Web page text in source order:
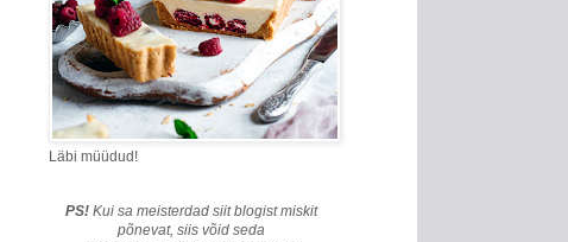
Läbi müüdud!
PS! Kui sa meisterdad siit blogist miskit
põnevat, siis võid seda